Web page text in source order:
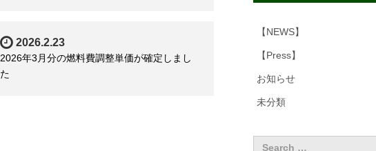
2026.2.23
2026年3月分の燃料費調整単価が確定しまし
た
【NEWS】
【Press】
お知らせ
未分類